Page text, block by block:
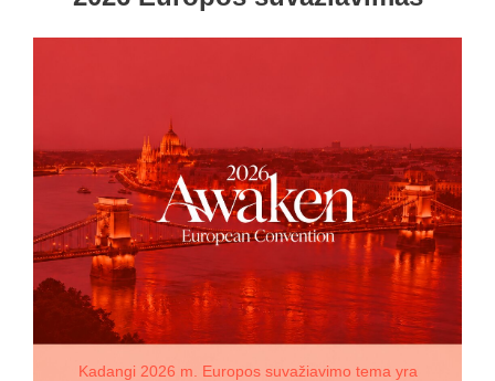
Kadangi 2026 m. Europos suvažiavimo tema yra